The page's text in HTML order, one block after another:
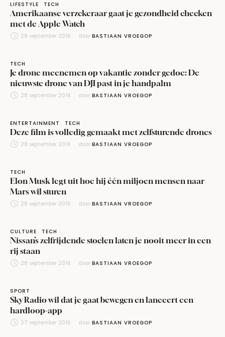
LIFESTYLE TECH
Amerikaanse verzekeraar gaat je gezondheid checken
met de Apple Watch
28 september 2016 door BASTIAAN VROEGOP
TECH
Je drone meenemen op vakantie zonder gedoe: De
nieuwste drone van DJI past in je handpalm
28 september 2016 door BASTIAAN VROEGOP
ENTERTAINMENT TECH
Deze film is volledig gemaakt met zelfsturende drones
28 september 2016 door BASTIAAN VROEGOP
TECH
Elon Musk legt uit hoe hij één miljoen mensen naar
Mars wil sturen
28 september 2016 door BASTIAAN VROEGOP
CULTURE TECH
Nissan’s zelfrijdende stoelen laten je nooit meer in een
rij staan
28 september 2016 door BASTIAAN VROEGOP
SPORT
Sky Radio wil dat je gaat bewegen en lanceert een
hardloop-app
27 september 2016 door BASTIAAN VROEGOP